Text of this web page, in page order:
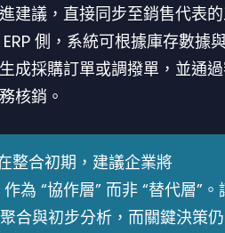
建議，直接同步至銷售代表
側，系統可根據庫存數據
成採購訂單或調撥單，並通
核銷。
整合初期，建議企業將
為 “協作層” 而非 “替代層”。
合與初步分析，而關鍵決策